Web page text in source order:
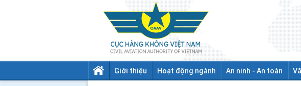
Giới thiệu Hoạt động ngành An ninh - An toàn